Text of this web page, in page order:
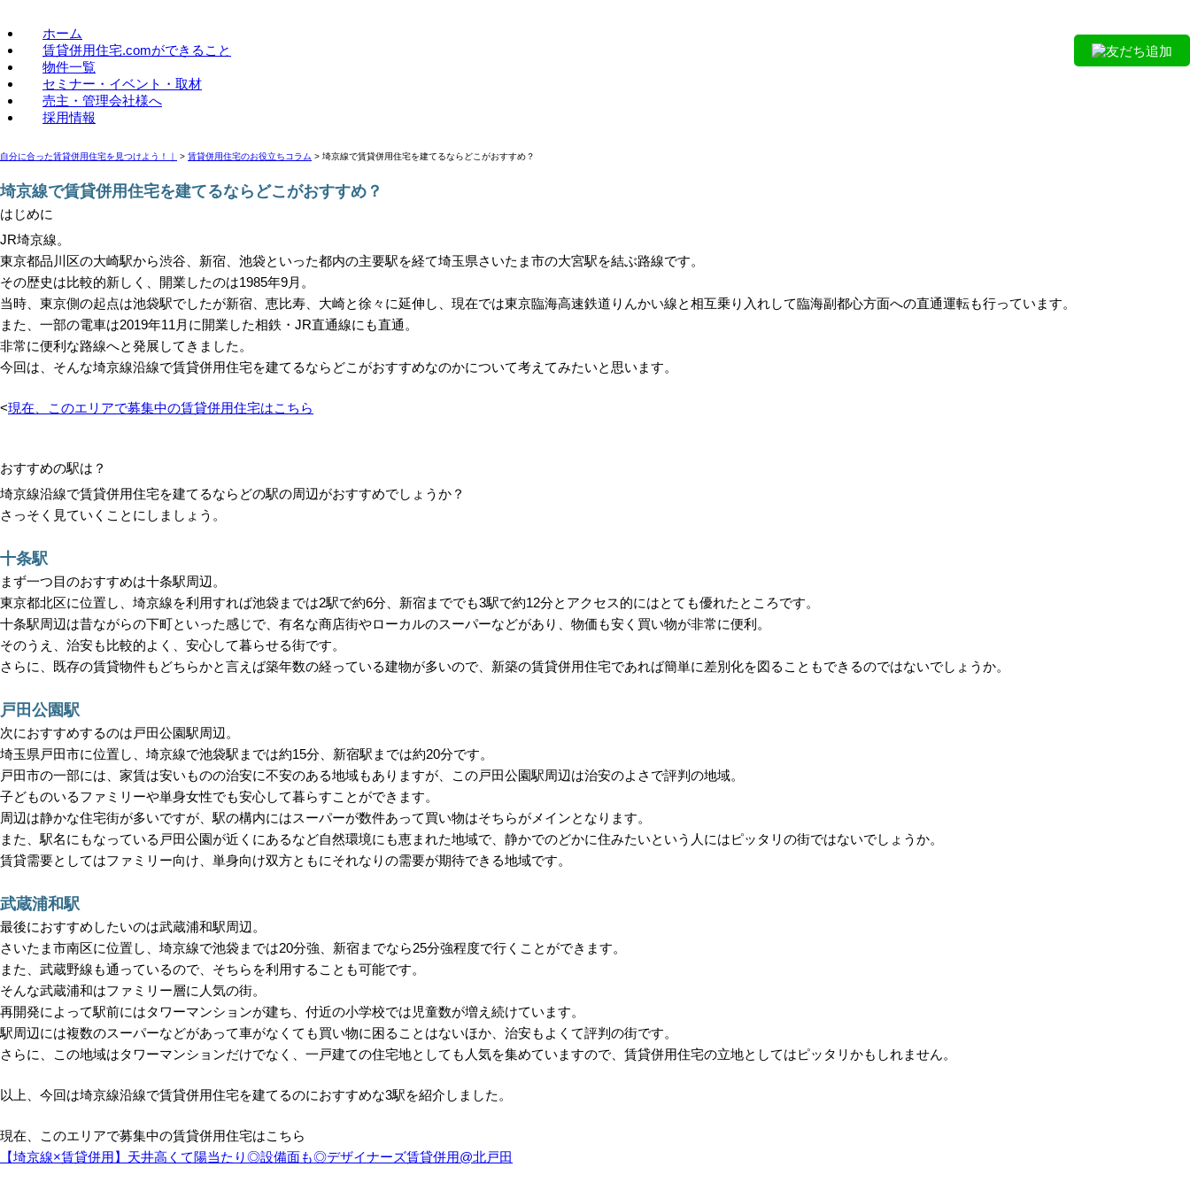
ホーム
賃貸併用住宅.comができること
物件一覧
セミナー・イベント・取材
売主・管理会社様へ
採用情報
友だち追加
自分に合った賃貸併用住宅を見つけよう！｜ > 賃貸併用住宅のお役立ちコラム > 埼京線で賃貸併用住宅を建てるならどこがおすすめ？
埼京線で賃貸併用住宅を建てるならどこがおすすめ？
はじめに
JR埼京線。
東京都品川区の大崎駅から渋谷、新宿、池袋といった都内の主要駅を経て埼玉県さいたま市の大宮駅を結ぶ路線です。
その歴史は比較的新しく、開業したのは1985年9月。
当時、東京側の起点は池袋駅でしたが新宿、恵比寿、大崎と徐々に延伸し、現在では東京臨海高速鉄道りんかい線と相互乗り入れして臨海副都心方面への直通運転も行っています。
また、一部の電車は2019年11月に開業した相鉄・JR直通線にも直通。
非常に便利な路線へと発展してきました。
今回は、そんな埼京線沿線で賃貸併用住宅を建てるならどこがおすすめなのかについて考えてみたいと思います。
<現在、このエリアで募集中の賃貸併用住宅はこちら
おすすめの駅は？
埼京線沿線で賃貸併用住宅を建てるならどの駅の周辺がおすすめでしょうか？
さっそく見ていくことにしましょう。
十条駅
まず一つ目のおすすめは十条駅周辺。
東京都北区に位置し、埼京線を利用すれば池袋までは2駅で約6分、新宿まででも3駅で約12分とアクセス的にはとても優れたところです。
十条駅周辺は昔ながらの下町といった感じで、有名な商店街やローカルのスーパーなどがあり、物価も安く買い物が非常に便利。
そのうえ、治安も比較的よく、安心して暮らせる街です。
さらに、既存の賃貸物件もどちらかと言えば築年数の経っている建物が多いので、新築の賃貸併用住宅であれば簡単に差別化を図ることもできるのではないでしょうか。
戸田公園駅
次におすすめするのは戸田公園駅周辺。
埼玉県戸田市に位置し、埼京線で池袋駅までは約15分、新宿駅までは約20分です。
戸田市の一部には、家賃は安いものの治安に不安のある地域もありますが、この戸田公園駅周辺は治安のよさで評判の地域。
子どものいるファミリーや単身女性でも安心して暮らすことができます。
周辺は静かな住宅街が多いですが、駅の構内にはスーパーが数件あって買い物はそちらがメインとなります。
また、駅名にもなっている戸田公園が近くにあるなど自然環境にも恵まれた地域で、静かでのどかに住みたいという人にはピッタリの街ではないでしょうか。
賃貸需要としてはファミリー向け、単身向け双方ともにそれなりの需要が期待できる地域です。
武蔵浦和駅
最後におすすめしたいのは武蔵浦和駅周辺。
さいたま市南区に位置し、埼京線で池袋までは20分強、新宿までなら25分強程度で行くことができます。
また、武蔵野線も通っているので、そちらを利用することも可能です。
そんな武蔵浦和はファミリー層に人気の街。
再開発によって駅前にはタワーマンションが建ち、付近の小学校では児童数が増え続けています。
駅周辺には複数のスーパーなどがあって車がなくても買い物に困ることはないほか、治安もよくて評判の街です。
さらに、この地域はタワーマンションだけでなく、一戸建ての住宅地としても人気を集めていますので、賃貸併用住宅の立地としてはピッタリかもしれません。
以上、今回は埼京線沿線で賃貸併用住宅を建てるのにおすすめな3駅を紹介しました。
現在、このエリアで募集中の賃貸併用住宅はこちら
【埼京線×賃貸併用】天井高くて陽当たり◎設備面も◎デザイナーズ賃貸併用@北戸田